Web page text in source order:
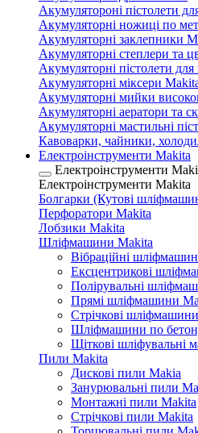
Акумулятороні пістолети
Акумуляторні ножиці по
Акумуляторні заклепники
Акумуляторні степлери та
Акумуляторні пістолети
Акумуляторні міксери
Акумуляторні мийки
Акумуляторні аератори та
Акумуляторні мастильні
Кавоварки, чайники,
Електроінструменти Makita
Електроінструменти
Електроінструменти Makita
Болгарки (Кутові
Перфоратори Makita
Лобзики Makita
Шліфмашини Makita
Вібраційні
Ексцентрикові
Полірувальні
Прямі шліфмашини
Стрічкові
Шліфмашини по
Щіткові шліфувальні
Пили Makita
Дискові пили Makia
Занурювальні пили
Монтажні пили Makita
Стрічкові пили Makita